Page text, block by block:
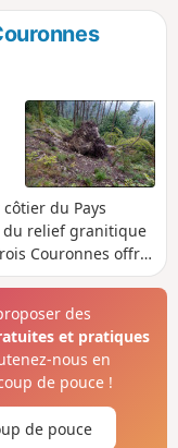
du Pays
du relief granitique
Couronnes offre
dans ce
à 360° sur
jusqu'aux Landes.
en couloir et
passages
d'un anneau
au vertige
des
et pratiques
nous en
de pouce !
de pouce